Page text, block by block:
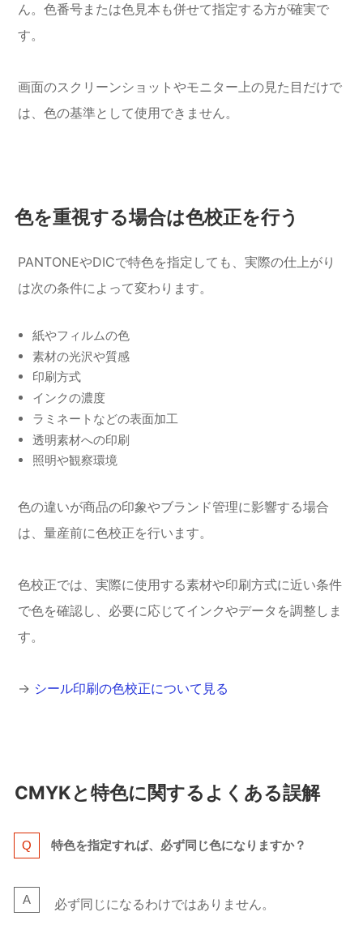
ん。色番号または色見本も併せて指定する方が確実で
す。
画面のスクリーンショットやモニター上の見た目だけで
は、色の基準として使用できません。
色を重視する場合は色校正を行う
PANTONEやDICで特色を指定しても、実際の仕上がり
は次の条件によって変わります。
紙やフィルムの色
素材の光沢や質感
印刷方式
インクの濃度
ラミネートなどの表面加工
透明素材への印刷
照明や観察環境
色の違いが商品の印象やブランド管理に影響する場合
は、量産前に色校正を行います。
色校正では、実際に使用する素材や印刷方式に近い条件
で色を確認し、必要に応じてインクやデータを調整しま
す。
→ シール印刷の色校正について見る
CMYKと特色に関するよくある誤解
特色を指定すれば、必ず同じ色になりますか？
必ず同じになるわけではありません。